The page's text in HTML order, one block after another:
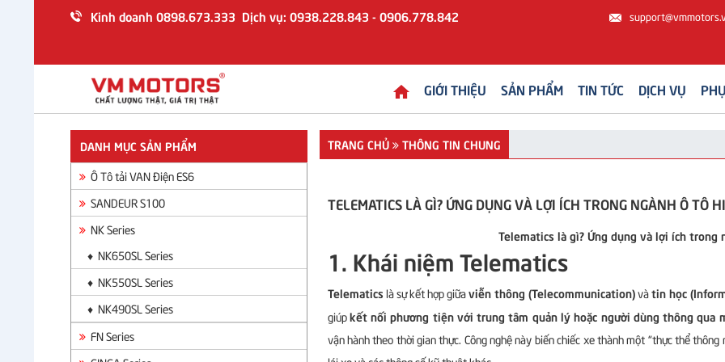
Kinh doanh 0898.673.333 Dịch vụ: 0938.228.843 - 0906.778.842
GIỚI THIỆU SẢN PHẨM TIN TỨC DỊCH VỤ
DANH MỤC SẢN PHẨM
Ô Tô tải VAN Điện ES6
SANDEUR S100
NK Series
♦ NK650SL Series
♦ NK550SL Series
♦ NK490SL Series
FN Series
TRANG CHỦ THÔNG TIN CHUNG
TELEMATICS LÀ GÌ? ỨNG DỤNG VÀ LỢI ÍCH TRONG NGÀNH Ô TÔ
Telematics là gì? Ứng dụng và lợi ích trong
1. Khái niệm Telematics
Telematics là sự kết hợp giữaviễn thông (Telecommunication)vàtin học
giúpkết nối phương tiện với trung tâm quản lý hoặc người dùng thông qua
vận hành theo thời gian thực. Công nghệ này biến chiếc xe thành một “thực thể
Ô Tô Tải VAN Điện ES6
SANDEUR S100
NK Series
GINGA Series